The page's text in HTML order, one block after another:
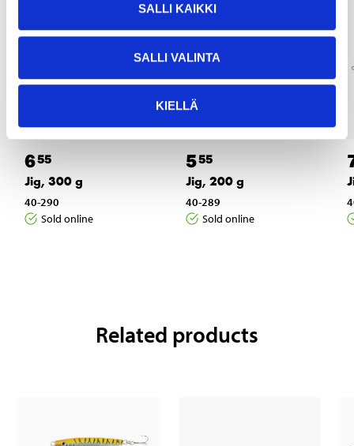
SALLI KAIKKI
SALLI VALINTA
KIELLÄ
655
Jig, 300 g
40-290
Sold online
555
Jig, 200 g
40-289
Sold online
Related products